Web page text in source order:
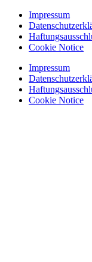
Zum
Inhalt
springen
Impressum
Cookie Notice
Impressum
Cookie Notice